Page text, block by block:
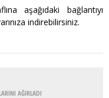
aşağıdaki bağlantıyı
indirebilirsiniz.
AĞIRLADI